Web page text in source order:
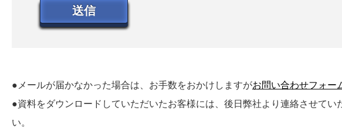
送信
●メールが届かなかった場合は、お手数をおかけしますがお問い合わせフォー
●資料をダウンロードしていただいたお客様には、後日弊社より連絡させて
い。